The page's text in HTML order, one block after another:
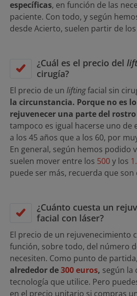
específicas, en función de las
paciente. Con todo, y según
desde Acierto, suelen partir de
¿Cuál es el precio del
cirugía?
El precio de un liftingfacial sin
la circunstancia. Porque no es
rejuvenecer una parte del
tampoco es igual hacerse uno de
a los 45 años que a los 60, por
En general, según hemos podido
suelen mover entre los 500y los
puede ser más, recuerda que son
¿Cuánto cuesta un
facial con láser?
El precio de un rejuvenecimiento
función, sobre todo, del número
necesiten. Como punto de partida,
alrededor de300 euros, según la
tecnología que utilice. Pero
en el precio unitario si compras